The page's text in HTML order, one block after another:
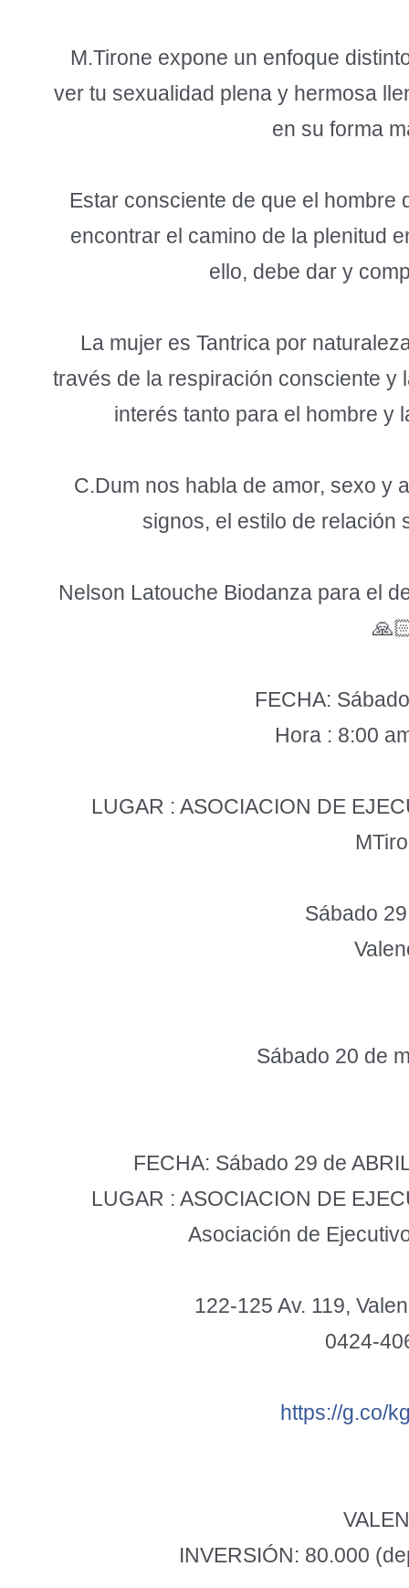
M.Tirone expone un enfoque
ver tu sexualidad plena y hermosa
en su forma
Estar consciente de que el hombre
encontrar el camino de la plenitud
ello, debe dar y
La mujer es Tantrica por
través de la respiración consciente y
interés tanto para el hombre y
C.Dum nos habla de amor, sexo y
signos, el estilo de relación
Nelson Latouche Biodanza para el
FECHA:
Hora : 8:00
LUGAR : ASOCIACION DE
Sábado
Sábado 20 de
FECHA: Sábado 29 de
LUGAR : ASOCIACION DE
Asociación de
122-125 Av. 119,
0424-
https://g.co/
INVERSIÓN: 80.000